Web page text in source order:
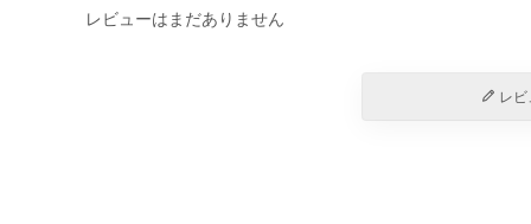
レビューはまだありません
レ